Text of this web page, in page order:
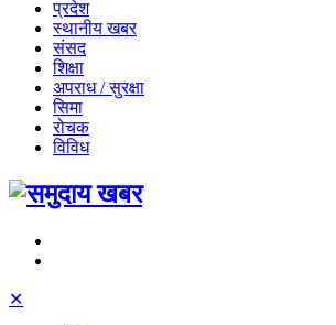
प्रदेश
स्थानीय खबर
संसद
शिक्षा
अपराध / सुरक्षा
सिमा
रोचक
विविध
✕